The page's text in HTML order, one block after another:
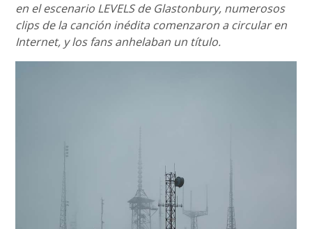
en el escenario LEVELS de Glastonbury, numerosos
clips de la canción inédita comenzaron a circular en
Internet, y los fans anhelaban un título.